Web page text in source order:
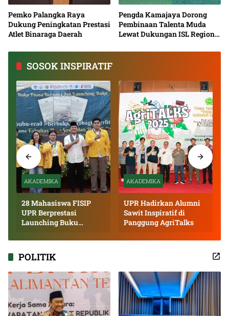
Pemko Palangka Raya
Dukung Peningkatan Prestasi
Atlet Binaraga Daerah
Pengda Kamajaya Dorong
Pembinaan Talenta Muda
Lewat Dukungan ISL Regional
SOSOK INSPIRATIF
AKADEMIKA
28 Mahasiswa FISIP
UPR Berprestasi
Launching Buku
AKADEMIKA
UPR Hadirkan Alumni
Sawit Inspiratif di
Panggung AgriTalks
POLITIK